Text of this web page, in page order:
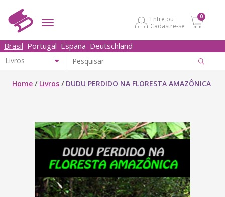
Entre ou
Cadastre-se
0
Brasil Portugal España Deutschland
Home / Livros / DUDU PERDIDO NA FLORESTA AMAZÔNICA